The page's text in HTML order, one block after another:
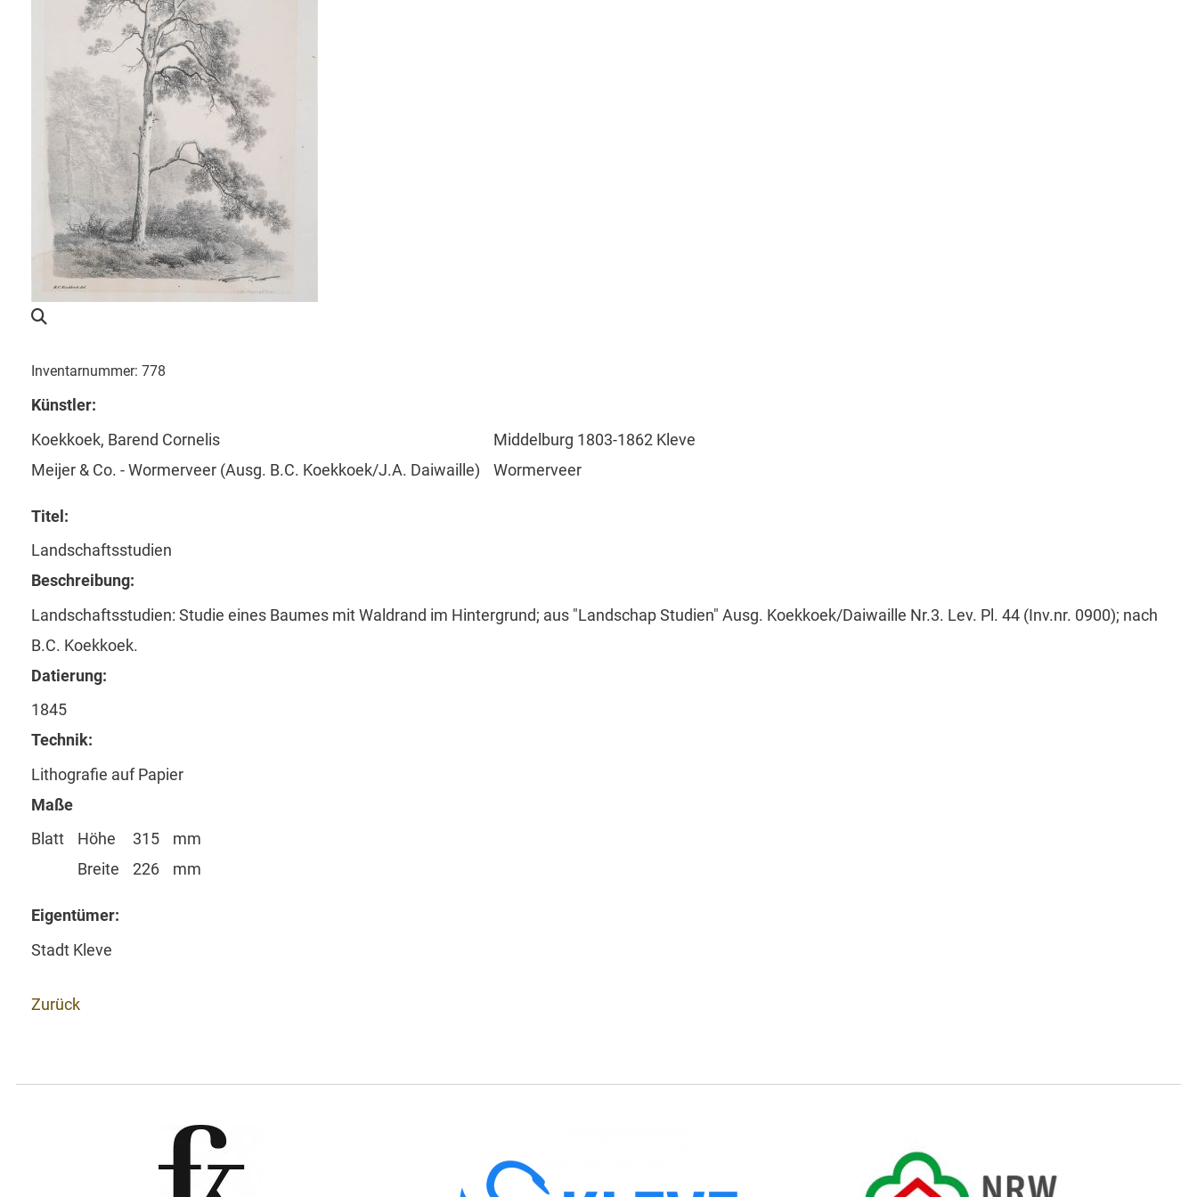
Inventarnummer: 778
Künstler:
Koekkoek, Barend Cornelis
Meijer & Co. - Wormerveer (Ausg. B.C. Koekkoek/J.A. Daiwaille)
Middelburg 1803-1862 Kleve
Wormerveer
Titel:
Landschaftsstudien
Beschreibung:
Landschaftsstudien: Studie eines Baumes mit Waldrand im Hintergrund; aus "Landschap Studien" Ausg. Koekkoek/Daiwaille Nr.3. Lev. Pl. 44 (Inv.nr. 0900); nach
B.C. Koekkoek.
Datierung:
1845
Technik:
Lithografie auf Papier
Maße
Blatt
Höhe
Breite
315
226
mm
mm
Eigentümer:
Stadt Kleve
Zurück